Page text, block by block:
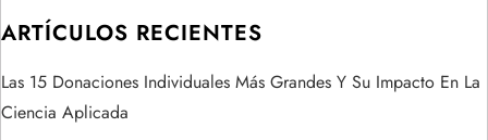
ó
n
ARTÍCULOS RECIENTES
Las 15 Donaciones Individuales Más Grandes Y Su Impacto En La
Ciencia Aplicada